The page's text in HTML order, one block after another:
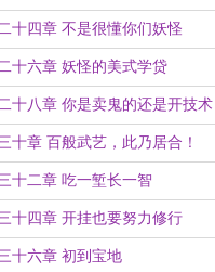
十四章 不是很懂你们妖怪
十六章 妖怪的美式学贷
十八章 你是卖鬼的还是开技术
的十章 百般武艺，此乃居合！
十二章 吃一堑长一智
十四章 开挂也要努力修行
十六章 初到宝地